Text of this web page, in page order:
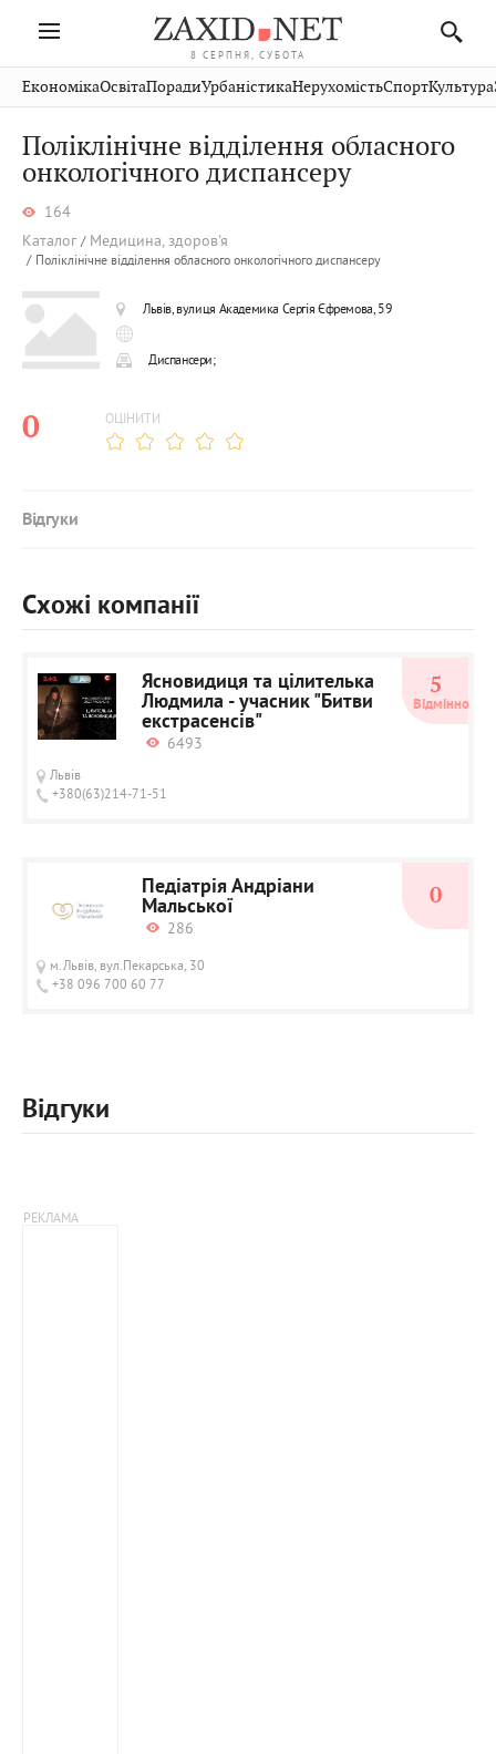
8 СЕРПНЯ, СУБОТА
Івано-
Франківськ
Тернопіль
Волинь
Рівне
Чернівці
Стрий
Хмельницький
Публікації
Авто СловкоКультура
Кіно Дім СпортКраєзнавство
ЕкономікаОсвітаПорадиУрбаністикаНерухомістьСпортКультура
Поліклінічне відділення обласного
онкологічного диспансеру
164
Каталог
Медицина, здоров'я
Поліклінічне відділення обласного онкологічного диспансеру
Львів, вулиця Академика Сергія Єфремова, 59
Диспансери;
0 ОЦІНИТИ
Відгуки
Схожі компанії
Ясновидиця та цілителька
Людмила - учасник "Битви
екстрасенсів"
6493
Львів
+380(63)214-71-51
5
Відмінно
Педіатрія Андріани
Мальської
286
м.Львів, вул.Пекарська, 30
+38 096 700 60 77
0
Відгуки